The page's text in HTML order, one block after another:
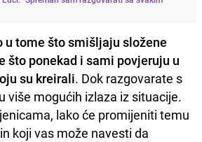
u tome što smišljaju složene
što ponekad i sami povjeruju u
su kreirali. Dok razgovarate s
više mogućih izlaza iz situacije.
lako će promijeniti temu
koji vas može navesti da